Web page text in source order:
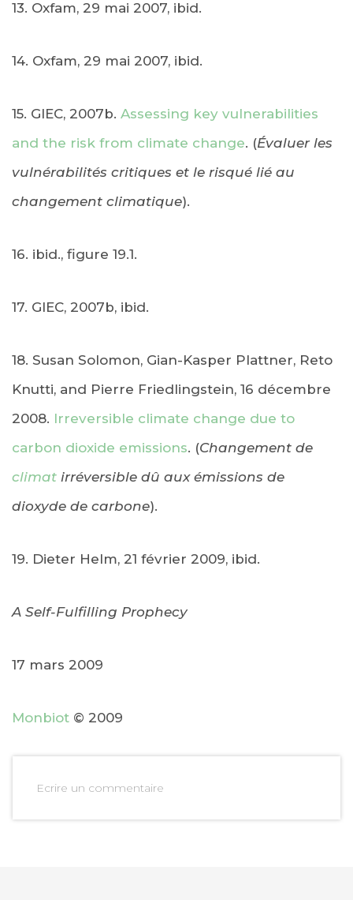
13. Oxfam, 29 mai 2007, ibid.
14. Oxfam, 29 mai 2007, ibid.
15. GIEC, 2007b. Assessing key vulnerabilities
and the risk from climate change. (Évaluer les
vulnérabilités critiques et le risqué lié au
changement climatique).
16. ibid., figure 19.1.
17. GIEC, 2007b, ibid.
18. Susan Solomon, Gian-Kasper Plattner, Reto
Knutti, and Pierre Friedlingstein, 16 décembre
2008. Irreversible climate change due to
carbon dioxide emissions. (Changement de
climat irréversible dû aux émissions de
dioxyde de carbone).
19. Dieter Helm, 21 février 2009, ibid.
A Self-Fulfilling Prophecy
17 mars 2009
Monbiot © 2009
Ecrire un commentaire